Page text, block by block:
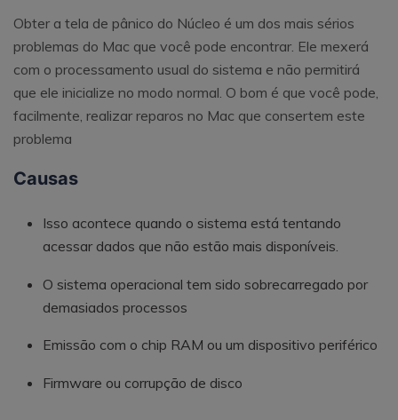
Obter a tela de pânico do Núcleo é um dos mais sérios
problemas do Mac que você pode encontrar. Ele mexerá
com o processamento usual do sistema e não permitirá
que ele inicialize no modo normal. O bom é que você pode,
facilmente, realizar reparos no Mac que consertem este
problema
Causas
Isso acontece quando o sistema está tentando
acessar dados que não estão mais disponíveis.
O sistema operacional tem sido sobrecarregado por
demasiados processos
Emissão com o chip RAM ou um dispositivo periférico
Firmware ou corrupção de disco